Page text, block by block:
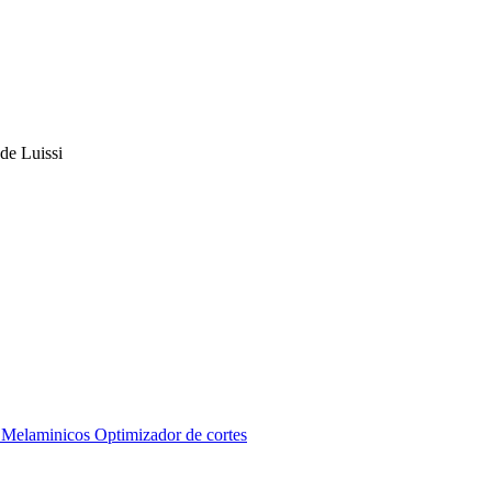
Melaminicos Optimizador de cortes